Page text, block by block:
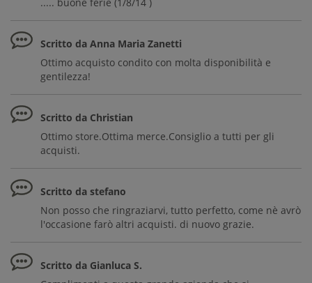
Scritto da Anna Maria Zanetti
Ottimo acquisto condito con molta disponibilità e
gentilezza!
Scritto da Christian
Ottimo store.Ottima merce.Consiglio a tutti per gli
acquisti.
Scritto da stefano
Non posso che ringraziarvi, tutto perfetto, come nè avrò
l'occasione farò altri acquisti. di nuovo grazie.
Scritto da Gianluca S.